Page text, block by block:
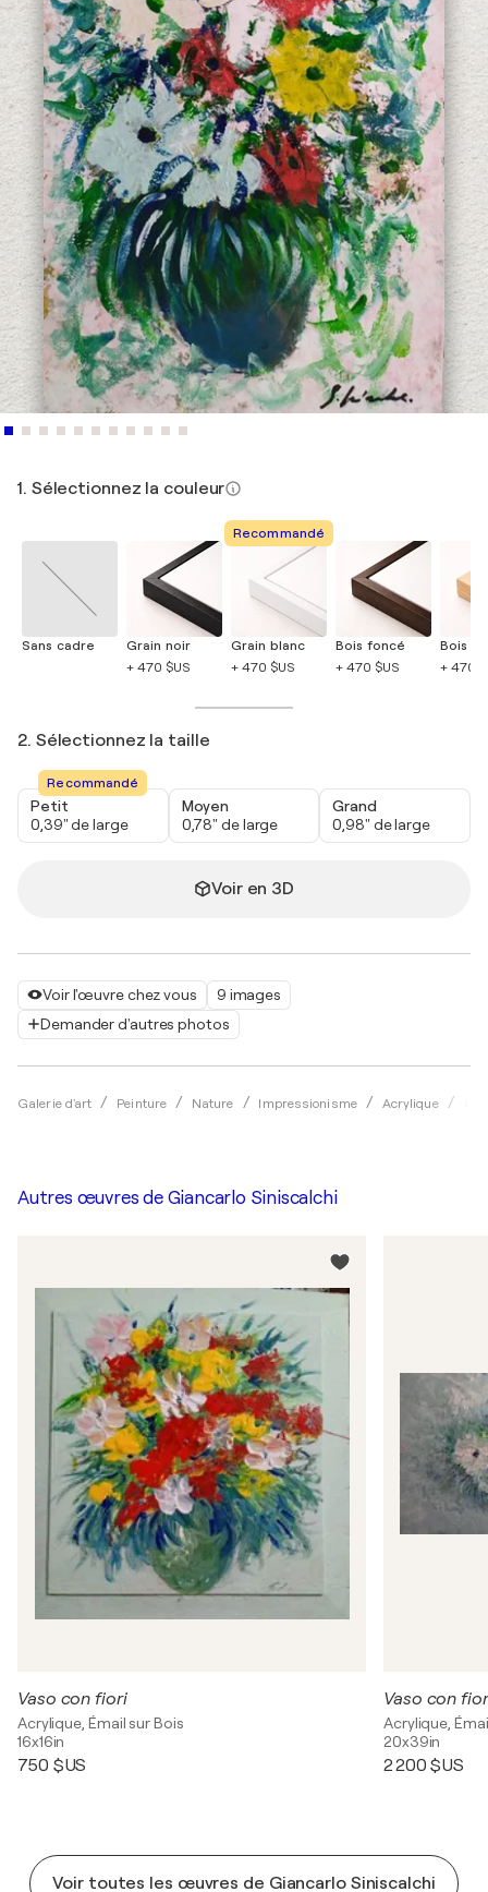
Voir l'œuvre chez vous
9 images
Demander d'autres photos
Galerie d'art Peinture Nature Impressionisme Acrylique
1. Sélectionnez la couleur
Sans cadre
Grain noir
+ 470 $US
Recommandé
Grain blanc
+ 470 $US
Bois foncé
+ 470 $US
Bois
+ 470
2. Sélectionnez la taille
Recommandé
Petit
0,39" de large
Moyen
0,78" de large
Grand
0,98" de large
Voir en 3D
Autres œuvres de Giancarlo Siniscalchi
Vaso con fiori
Acrylique, Émail sur Bois
16x16in
750 $US
Vaso con
Acrylique,
20x39in
2 200 $US
Voir toutes les œuvres de Giancarlo Siniscalchi